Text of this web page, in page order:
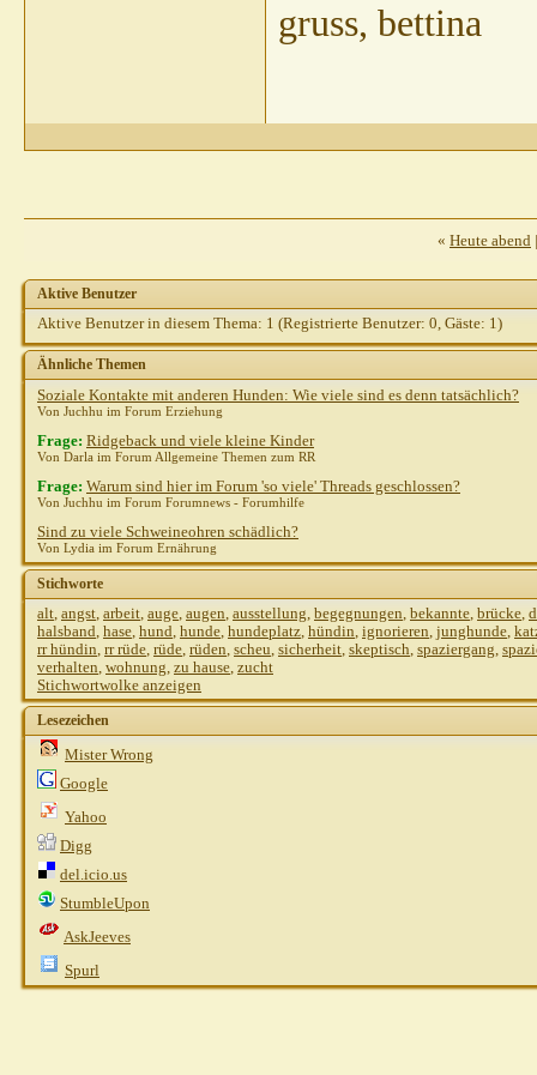
gruss, bettina
« Heute abend
Aktive Benutzer
Aktive Benutzer in diesem Thema: 1 (Registrierte Benutzer: 0, Gäste: 1)
Ähnliche Themen
Soziale Kontakte mit anderen Hunden: Wie viele sind es denn tatsächlich?
Von Juchhu im Forum Erziehung
Frage: Ridgeback und viele kleine Kinder
Von Darla im Forum Allgemeine Themen zum RR
Frage: Warum sind hier im Forum 'so viele' Threads geschlossen?
Von Juchhu im Forum Forumnews - Forumhilfe
Sind zu viele Schweineohren schädlich?
Von Lydia im Forum Ernährung
Stichworte
alt, angst, arbeit, auge, augen, ausstellung, begegnungen, bekannte, brücke,
halsband, hase, hund, hunde, hundeplatz, hündin, ignorieren, junghunde,
rr hündin, rr rüde, rüde, rüden, scheu, sicherheit, skeptisch, spaziergang,
verhalten, wohnung, zu hause, zucht
Stichwortwolke anzeigen
Lesezeichen
Mister Wrong
Google
Yahoo
Digg
del.icio.us
StumbleUpon
AskJeeves
Spurl